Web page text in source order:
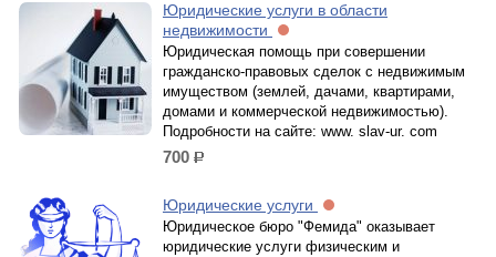
Юридические услуги в области
недвижимости
Юридическая помощь при совершении
гражданско-правовых сделок с недвижимым
имуществом (землей, дачами, квартирами,
домами и коммерческой недвижимостью).
Подробности на сайте: www. slav-ur. com
700 р.
Юридические услуги
Юридическое бюро "Фемида" оказывает
юридические услуги физическим и